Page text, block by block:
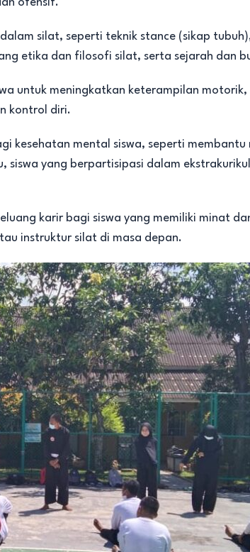
ofensif.
silat, seperti teknik stance (sikap
etika dan filosofi silat, serta sejarah dan
untuk meningkatkan keterampilan
kontrol diri.
kesehatan mental siswa, seperti
siswa yang berpartisipasi dalam
karir bagi siswa yang memiliki minat
instruktur silat di masa depan.